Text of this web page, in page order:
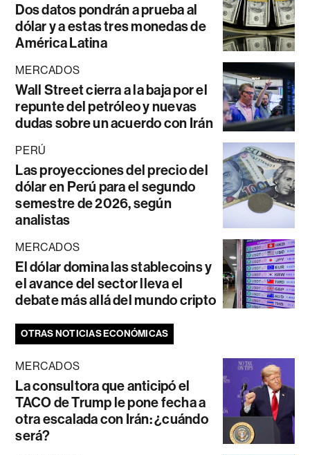
Dos datos pondrán a prueba al
dólar y a estas tres monedas de
América Latina
MERCADOS
Wall Street cierra a la baja por el
repunte del petróleo y nuevas
dudas sobre un acuerdo con Irán
PERÚ
Las proyecciones del precio del
dólar en Perú para el segundo
semestre de 2026, según
analistas
MERCADOS
El dólar domina las stablecoins y
el avance del sector lleva el
debate más allá del mundo cripto
OTRAS NOTICIAS ECONÓMICAS
MERCADOS
La consultora que anticipó el
TACO de Trump le pone fecha a
otra escalada con Irán: ¿cuándo
será?